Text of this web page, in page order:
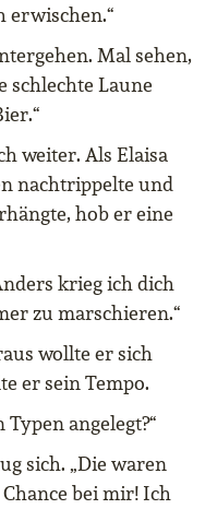
erwischen.“
Mal sehen,
schlechte Laune
weiter. Als Elaisa
nachtrippelte und
hob er eine
krieg ich dich
zu marschieren.“
wollte er sich
er sein Tempo.
angelegt?“
sich. „Die waren
bei mir! Ich